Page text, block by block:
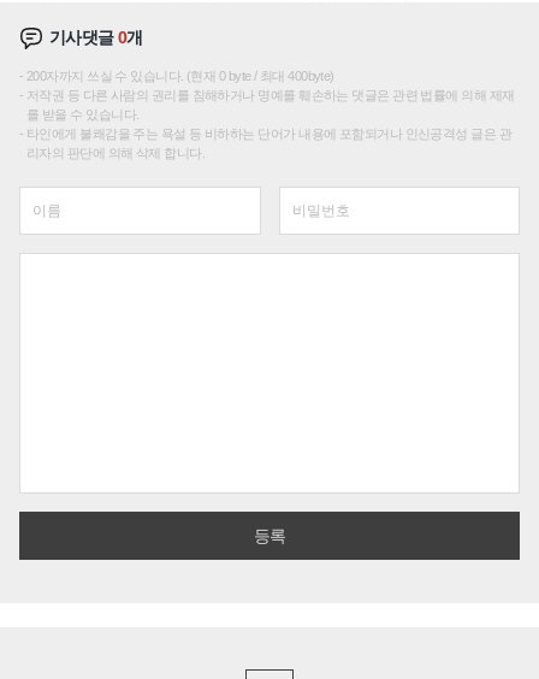
기사댓글0개
200자까지 쓰실 수 있습니다. (현재 0 byte / 최대 400byte)
저작권 등 다른 사람의 권리를 침해하거나 명예를 훼손하는 댓글은 관련 법률에 의해 제재
를 받을 수 있습니다.
타인에게 불쾌감을 주는 욕설 등 비하하는 단어가 내용에 포함되거나 인신공격성 글은 관
리자의 판단에 의해 삭제 합니다.